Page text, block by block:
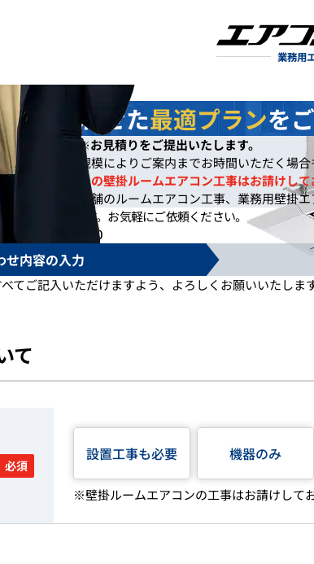
業務用
様に合わせた最適プランを
※お見積りをご提出いたします。
※ご依頼の規模によりご案内までお時間いただく場
※一般住宅への壁掛ルームエアコン工事はお請けし
※事務所や店舗のルームエアコン工事、業務用壁掛
電話でも賜ります。 お気軽にご依頼ください。
月～金 9:00～17:30
せ内容の入力
てご記入いただけますよう、よろしくお願いいたします
て
必須
設置工事も必要 機器のみ
※壁掛ルームエアコンの工事はお請けして